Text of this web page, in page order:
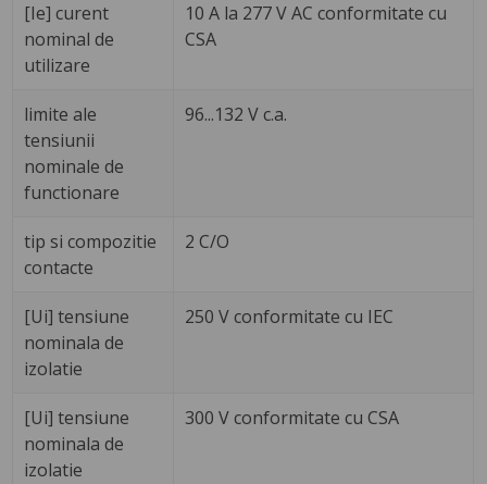
[Ie] curent
nominal de
utilizare
10 A la 277 V AC conformitate cu
CSA
limite ale
tensiunii
nominale de
functionare
96...132 V c.a.
tip si compozitie
contacte
2 C/O
[Ui] tensiune
nominala de
izolatie
250 V conformitate cu IEC
[Ui] tensiune
nominala de
izolatie
300 V conformitate cu CSA